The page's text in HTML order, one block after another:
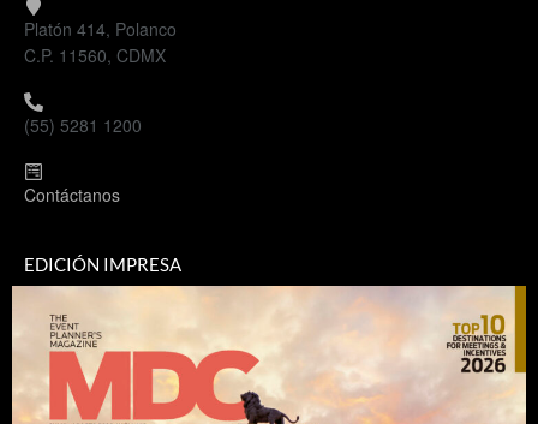
Platón 414, Polanco
C.P. 11560, CDMX
(55) 5281 1200
Contáctanos
EDICIÓN IMPRESA